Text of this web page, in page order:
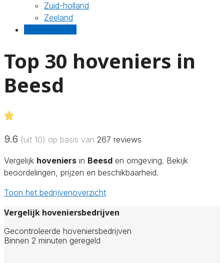
Zuid-holland
Zeeland
Top 30 hoveniers in
Beesd
9.6 (uit 10) op basis van 267 reviews
Vergelijk hoveniers in Beesd en omgeving. Bekijk
beoordelingen, prijzen en beschikbaarheid.
Toon het bedrijvenoverzicht
Vergelijk hoveniersbedrijven
Gecontroleerde hoveniersbedrijven
Binnen 2 minuten geregeld